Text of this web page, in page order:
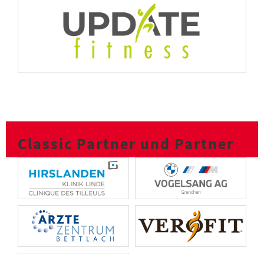
Classic Partner und Partner